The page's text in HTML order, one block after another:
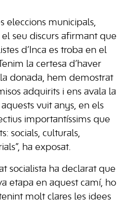
eleccions municipals,
seu discurs afirmant que
d’Inca es troba en el
la certesa d’haver
donada, hem demostrat
adquirits i ens avala la
vuit anys, en els
importantíssims que
socials, culturals,
ha exposat.
socialista ha declarat que
etapa en aquest camí, ho
molt clares les idees